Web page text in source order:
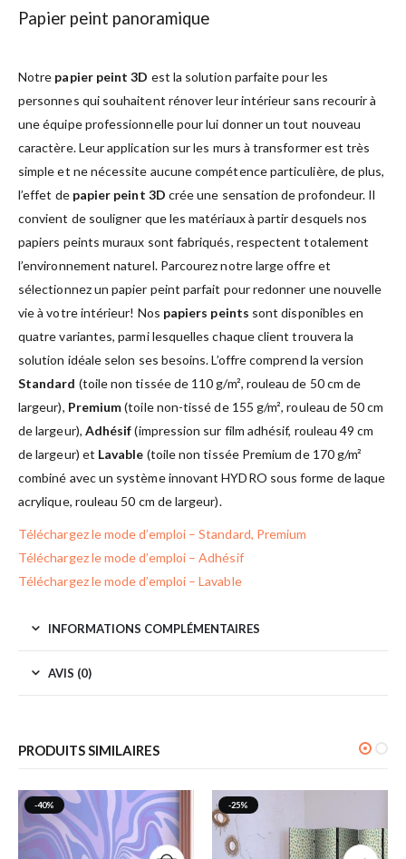
Papier peint panoramique
Notre papier peint 3D est la solution parfaite pour les
personnes qui souhaitent rénover leur intérieur sans recourir à
une équipe professionnelle pour lui donner un tout nouveau
caractère. Leur application sur les murs à transformer est très
simple et ne nécessite aucune compétence particulière, de plus,
l’effet de papier peint 3D crée une sensation de profondeur. Il
convient de souligner que les matériaux à partir desquels nos
papiers peints muraux sont fabriqués, respectent totalement
l’environnement naturel. Parcourez notre large offre et
sélectionnez un papier peint parfait pour redonner une nouvelle
vie à votre intérieur! Nos papiers peints sont disponibles en
quatre variantes, parmi lesquelles chaque client trouvera la
solution idéale selon ses besoins. L’offre comprend la version
Standard (toile non tissée de 110 g/m², rouleau de 50 cm de
largeur), Premium(toile non-tissé de 155 g/m², rouleau de 50 cm
de largeur), Adhésif(impression sur film adhésif, rouleau 49 cm
de largeur) et Lavable (toile non tissée Premium de 170 g/m²
combiné avec un système innovant HYDRO sous forme de laque
acrylique, rouleau 50 cm de largeur).
Téléchargez le mode d’emploi – Standard, Premium
Téléchargez le mode d’emploi – Adhésif
Téléchargez le mode d’emploi – Lavable
INFORMATIONS COMPLÉMENTAIRES
AVIS (0)
PRODUITS SIMILAIRES
-40% -25%